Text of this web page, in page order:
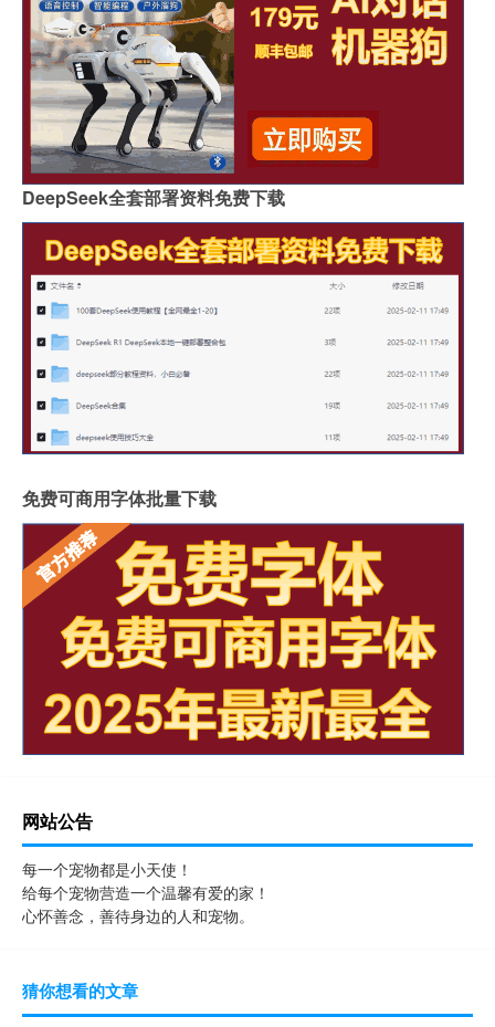
DeepSeek全套部署资料免费下载
免费可商用字体批量下载
网站公告
每一个宠物都是小天使！
给每个宠物营造一个温馨有爱的家！
心怀善念，善待身边的人和宠物。
猜你想看的文章